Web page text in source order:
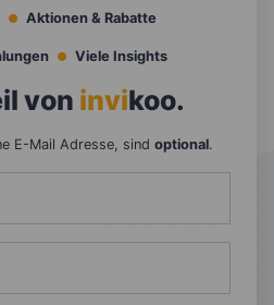
Aktionen & Rabatte
Viele Insights
von invikoo.
E-Mail Adresse, sind optional.